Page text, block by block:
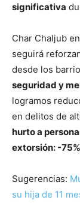
significativa
Char Chaljub
seguirá
desde los
seguridad y
logramos
en delitos de
hurto a
extorsión: -75%
Sugerencias:
su hija de 11